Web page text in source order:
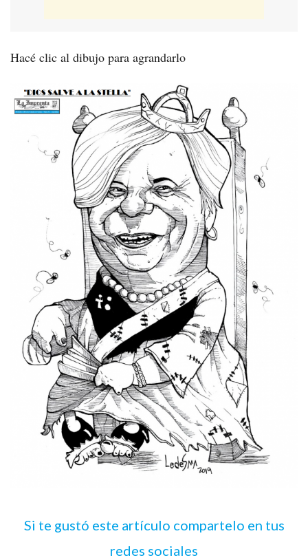
Hacé clic al dibujo para agrandarlo
Si te gustó este artículo compartelo en tus
redes sociales